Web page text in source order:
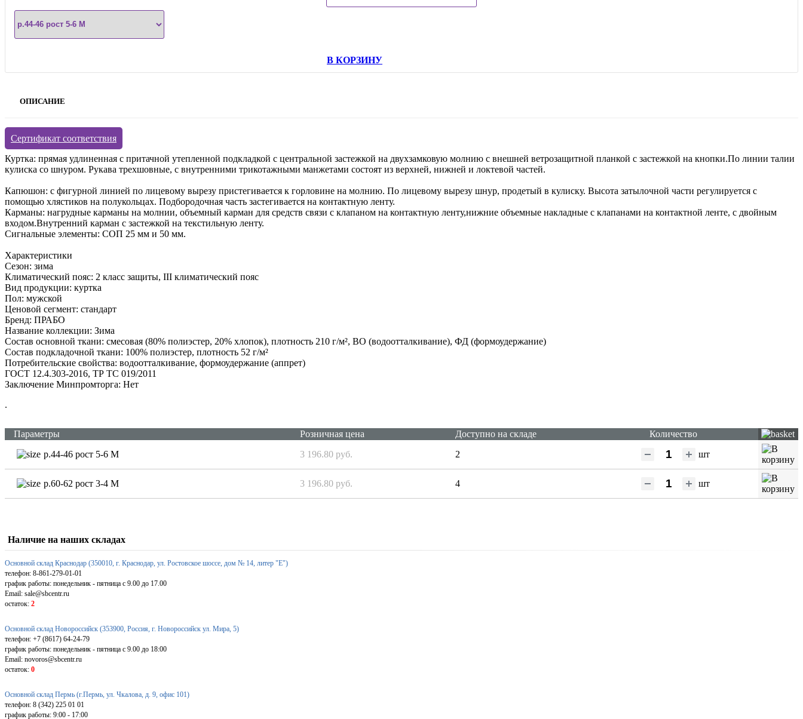
В КОРЗИНУ
ОПИСАНИЕ
Сертификат соответствия
Куртка: прямая удлиненная с притачной утепленной подкладкой с центральной застежкой на двухзамковую молнию с внешней ветрозащитной планкой с застежкой на кнопки.По линии талии
кулиска со шнуром. Рукава трехшовные, с внутренними трикотажными манжетами состоят из верхней, нижней и локтевой частей.
Капюшон: с фигурной линией по лицевому вырезу пристегивается к горловине на молнию. По лицевому вырезу шнур, продетый в кулиску. Высота затылочной части регулируется с
помощью хлястиков на полукольцах. Подбородочная часть застегивается на контактную ленту.
Карманы: нагрудные карманы на молнии, объемный карман для средств связи с клапаном на контактную ленту,нижние объемные накладные с клапанами на контактной ленте, с двойным
входом.Внутренний карман с застежкой на текстильную ленту.
Сигнальные элементы: СОП 25 мм и 50 мм.
Характеристики
Сезон: зима
Климатический пояс: 2 класс защиты, III климатический пояс
Вид продукции: куртка
Пол: мужской
Ценовой сегмент: стандарт
Бренд: ПРАБО
Название коллекции: Зима
Состав основной ткани: смесовая (80% полиэстер, 20% хлопок), плотность 210 г/м², ВО (водоотталкивание), ФД (формоудержание)
Состав подкладочной ткани: 100% полиэстер, плотность 52 г/м²
Потребительские свойства: водоотталкивание, формоудержание (аппрет)
ГОСТ 12.4.303-2016, ТР ТС 019/2011
Заключение Минпромторга: Нет
.
Параметры Розничная цена Доступно на складе
Количество
р.44-46 рост 5-6 М
3 196.80 руб. 2 шт
р.60-62 рост 3-4 М 3 196.80 руб. 4 шт
Наличие на наших складах
Основной склад Краснодар (350010, г. Краснодар, ул. Ростовское шоссе, дом № 14, литер "Е")
телефон: 8-861-279-01-01
график работы: понедельник - пятница с 9.00 до 17.00
Email: sale@sbcentr.ru
остаток: 2
Основной склад Новороссийск (353900, Россия, г. Новороссийск ул. Мира, 5)
телефон: +7 (8617) 64-24-79
график работы: понедельник - пятница с 9.00 до 18:00
Email: novoros@sbcentr.ru
остаток: 0
Основной склад Пермь (г.Пермь, ул. Чкалова, д. 9, офис 101)
телефон: 8 (342) 225 01 01
график работы: 9:00 - 17:00